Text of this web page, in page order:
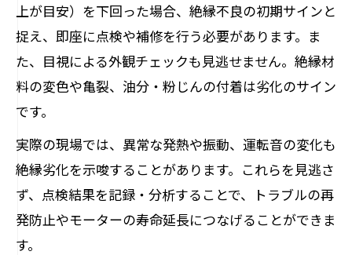
上が目安）を下回った場合、絶縁不良の初期サインと
捉え、即座に点検や補修を行う必要があります。ま
た、目視による外観チェックも見逃せません。絶縁材
料の変色や亀裂、油分・粉じんの付着は劣化のサイン
です。
実際の現場では、異常な発熱や振動、運転音の変化も
絶縁劣化を示唆することがあります。これらを見逃さ
ず、点検結果を記録・分析することで、トラブルの再
発防止やモーターの寿命延長につなげることができま
す。